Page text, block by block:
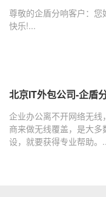
尊敬的企盾分响客户：
快乐!...
北京IT外包公司-企盾
企业办公离不开网络无
商来做无线覆盖，是大
设，就要获得专业帮助。